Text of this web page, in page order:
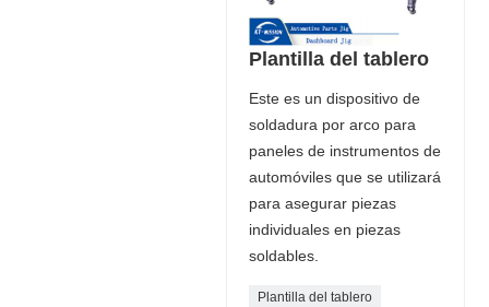
Plantilla del tablero
Este es un dispositivo de
soldadura por arco para
paneles de instrumentos de
automóviles que se utilizará
para asegurar piezas
individuales en piezas
soldables.
Plantilla del tablero